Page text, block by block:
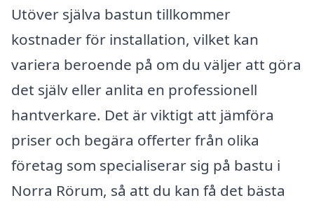
Utöver själva bastun tillkommer
kostnader för installation, vilket kan
variera beroende på om du väljer att göra
det själv eller anlita en professionell
hantverkare. Det är viktigt att jämföra
priser och begära offerter från olika
företag som specialiserar sig på bastu i
Norra Rörum, så att du kan få det bästa